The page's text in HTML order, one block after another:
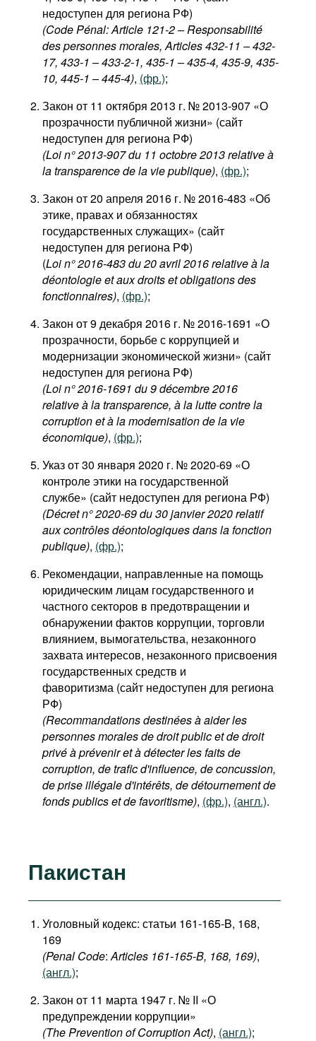
недоступен для региона РФ)
(Code Pénal: Article 121-2 – Responsabilité
des personnes morales, Articles 432-11 – 432-
17, 433-1 – 433-2-1, 435-1 – 435-4, 435-9, 435-
10, 445-1 – 445-4), (фр.);
Закон от 11 октября 2013 г. № 2013-907 «О
прозрачности публичной жизни» (сайт
недоступен для региона РФ)
(Loi n° 2013-907 du 11 octobre 2013 relative à
la transparence de la vie publique), (фр.);
Закон от 20 апреля 2016 г. № 2016-483 «Об
этике, правах и обязанностях
государственных служащих» (сайт
недоступен для региона РФ)
(Loi n° 2016-483 du 20 avril 2016 relative à la
déontologie et aux droits et obligations des
fonctionnaires), (фр.);
Закон от 9 декабря 2016 г. № 2016-1691 «О
прозрачности, борьбе с коррупцией и
модернизации экономической жизни» (сайт
недоступен для региона РФ)
(Loi n° 2016-1691 du 9 décembre 2016
relative à la transparence, à la lutte contre la
corruption et à la modernisation de la vie
économique), (фр.);
Указ от 30 января 2020 г. № 2020-69 «О
контроле этики на государственной
службе» (сайт недоступен для региона РФ)
(Décret n° 2020-69 du 30 janvier 2020 relatif
aux contrôles déontologiques dans la fonction
publique), (фр.);
Рекомендации, направленные на помощь
юридическим лицам государственного и
частного секторов в предотвращении и
обнаружении фактов коррупции, торговли
влиянием, вымогательства, незаконного
захвата интересов, незаконного присвоения
государственных средств и
фаворитизма (сайт недоступен для региона
РФ)
(Recommandations destinées à aider les
personnes morales de droit public et de droit
privé à prévenir et à détecter les faits de
corruption, de trafic d'influence, de concussion,
de prise illégale d'intérêts, de détournement de
fonds publics et de favoritisme), (фр.), (англ.).
Пакистан
Уголовный кодекс: статьи 161-165-B, 168,
169
(Penal Code:Articles 161-165-B, 168, 169),
(англ.);
Закон от 11 марта 1947 г. № II «О
предупреждении коррупции»
(The Prevention of Corruption Act), (англ.);